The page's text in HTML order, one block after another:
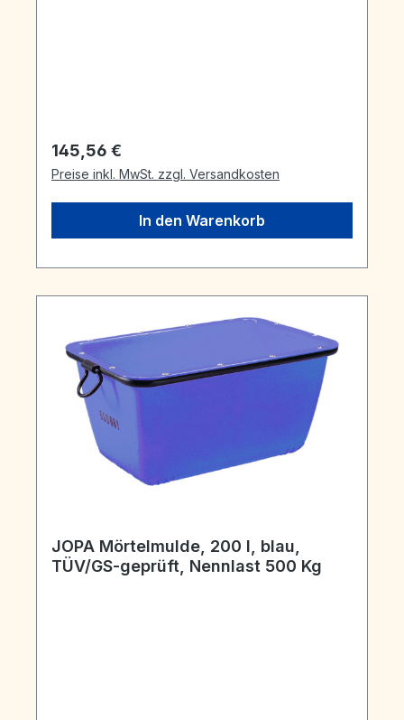
Regulärer Preis:
145,56 €
Preise inkl. MwSt. zzgl. Versandkosten
In den Warenkorb
JOPA Mörtelmulde, 200 l, blau,
TÜV/GS-geprüft, Nennlast 500 Kg